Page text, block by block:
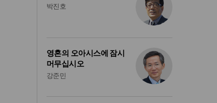
박진호
영혼의 오아시스에 잠시
머무십시오
강준민